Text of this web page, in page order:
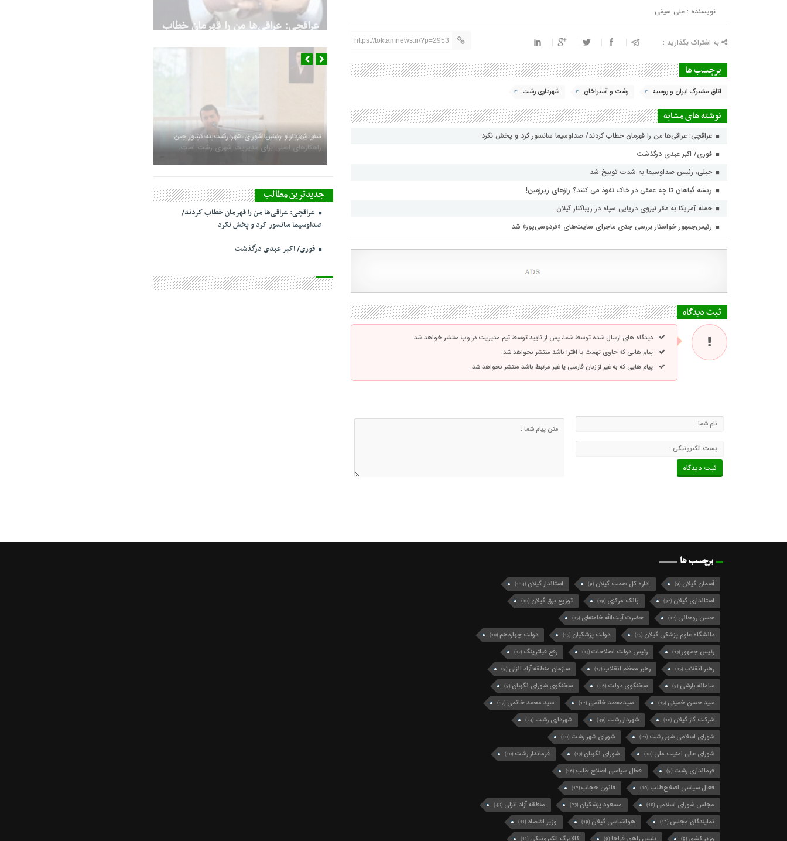
نویسنده : علی سیفی
به اشتراک بگذارید : https://toktamnews.ir/?p=2953
برچسب ها
اتاق مشترک ایران و روسیه رشت و آستراخان شهرداری رشت
نوشته های مشابه
عراقچی: عراقی‌ها من را قهرمان خطاب کردند/ صداوسیما سانسور کرد و پخش نکرد
فوری/ اکبر عبدی درگذشت
جبلی، رئیس صداوسیما به شدت توبیخ شد
ریشه گیاهان تا چه عمقی در خاک نفوذ می کنند؟ رازهای زیرزمین!
حمله آمریکا به مقر نیروی دریایی سپاه در زیباکنار گیلان
رئیس‌جمهور خواستار بررسی جدی ماجرای سایت‌های «فردوسی‌پور» شد
ثبت دیدگاه
دیدگاه های ارسال شده توسط شما، پس از تایید توسط تیم مدیریت در وب منتشر خواهد شد.
پیام هایی که حاوی تهمت یا افترا باشد منتشر نخواهد شد.
پیام هایی که به غیر از زبان فارسی یا غیر مرتبط باشد منتشر نخواهد شد.
درگذشت
سفر شهردار و رئیس شورای شهر رشت به کشور چین
جدیدترین مطالب
عراقچی: عراقی‌ها من را قهرمان خطاب کردند/
صداوسیما سانسور کرد و پخش نکرد
فوری/ اکبر عبدی درگذشت
برچسب ها
آسمان گیلان (9) اداره کل صمت گیلان (9) استاندار گیلان (124)
استانداری گیلان (32) بانک مرکزی (19) توزیع برق گیلان (10)
حسن روحانی (12) حضرت آیت‌الله خامنه‌ای (15)
دانشگاه علوم پزشکی گیلان (15) دولت پزشکیان (15) دولت چهاردهم (10)
رئیس جمهور(13) رئیس دولت اصلاحات(13) رفع فیلترینگ (17)
رهبر انقلاب(15) رهبر معظم انقلاب(17) سازمان منطقه آزاد انزلی (9)
سامانه بارشی (9) سخنگوی دولت (26) سخنگوی شورای نگهبان (9)
سید حسن خمینی (15) سیدمحمد خاتمی (12) سید محمد خاتمی (27)
شرکت گاز گیلان (10) شهردار رشت (49) شهرداری رشت (74)
شورای اسلامی شهر رشت (21) شورای شهر رشت (10)
شورای عالی امنیت ملی (10) شورای نگهبان (13) فرماندار رشت (10)
فرمانداری رشت (9) فعال سیاسی اصلاح طلب (16)
فعال سیاسی اصلاح‌طلب (10) قانون حجاب(12)
مجلس شورای اسلامی (10) مسعود پزشکیان (23) منطقه آزاد انزلی (48)
نمایندگان مجلس (12) هواشناسی گیلان (19) وزیر اقتصاد(11)
وزیر کشور پلیس راهور فراجا کالابرگ الکترونیکی